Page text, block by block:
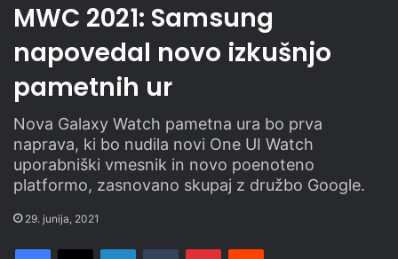
MWC 2021: Samsung
napovedal novo izkušnjo
pametnih ur
Nova Galaxy Watch pametna ura bo prva
naprava, ki bo nudila novi One UI Watch
uporabniški vmesnik in novo poenoteno
platformo, zasnovano skupaj z družbo Google.
29. junija, 2021
Facebook
X LinkedInTumblr PinterestReddit